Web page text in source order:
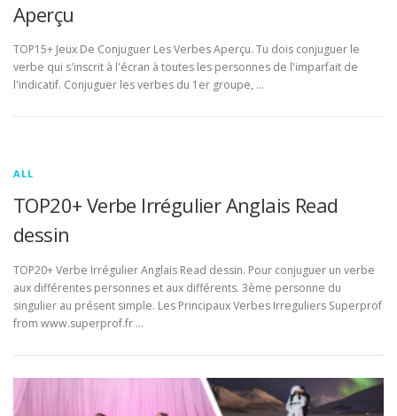
Aperçu
TOP15+ Jeux De Conjuguer Les Verbes Aperçu. Tu dois conjuguer le
verbe qui s'inscrit à l'écran à toutes les personnes de l'imparfait de
l'indicatif. Conjuguer les verbes du 1er groupe, …
ALL
TOP20+ Verbe Irrégulier Anglais Read
dessin
TOP20+ Verbe Irrégulier Anglais Read dessin. Pour conjuguer un verbe
aux différentes personnes et aux différents. 3ème personne du
singulier au présent simple. Les Principaux Verbes Irreguliers Superprof
from www.superprof.fr …